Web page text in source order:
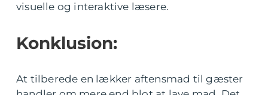
visuelle og interaktive læsere.
Konklusion:
At tilberede en lækker aftensmad til gæster